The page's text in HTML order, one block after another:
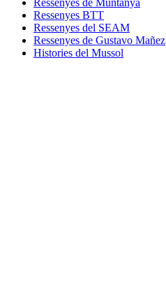
Ressenyes de Muntanya
Ressenyes BTT
Ressenyes del SEAM
Ressenyes de Gustavo Mañez
Histories del Mussol